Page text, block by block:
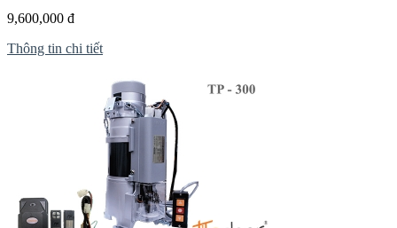
9,600,000 đ
Thông tin chi tiết